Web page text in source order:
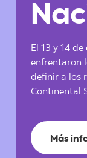
El 13 y 14
enfrentaron
definir a los
Continental
Más